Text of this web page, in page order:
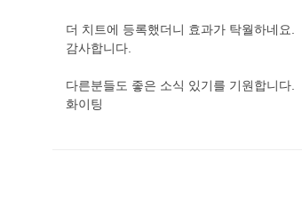
더 치트에 등록했더니 효과가 탁월하네요.
감사합니다.
다른분들도 좋은 소식 있기를 기원합니다.
화이팅